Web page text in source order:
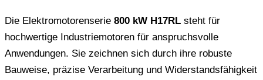
Die Elektromotorenserie 800 kW H17RL steht für
hochwertige Industriemotoren für anspruchsvolle
Anwendungen. Sie zeichnen sich durch ihre robuste
Bauweise, präzise Verarbeitung und Widerstandsfähigkeit